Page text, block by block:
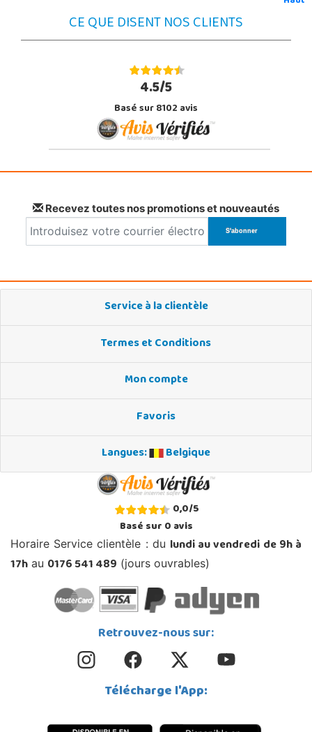
CE QUE DISENT NOS CLIENTS
4.5/5
Basé sur 8102 avis
Recevez toutes nos promotions et nouveautés
Service à la clientèle
Termes et Conditions
Mon compte
Favoris
Langues:
Belgique
0,0/5
Basé sur0avis
Horaire Service clientèle : du lundi au vendredi de 9h à
17h au 0176 541 489 (jours ouvrables)
Retrouvez-nous sur:
Télécharge l'App: